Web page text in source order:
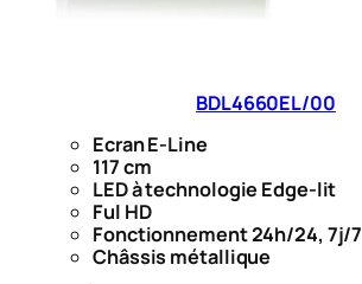
BDL4660EL/00
Ecran E-Line
117 cm
LED à technologie Edge-lit
Ful HD
Fonctionnement 24h/24, 7j/7
Châssis métallique